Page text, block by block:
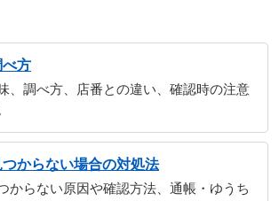
方
、調べ方、店番との違い、確認時の注意
からない場合の対処法
からない原因や確認方法、通帳・ゆうち